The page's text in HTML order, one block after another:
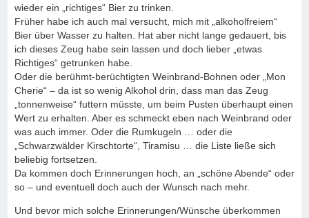
wieder ein „richtiges“ Bier zu trinken.
Früher habe ich auch mal versucht, mich mit „alkoholfreiem“
Bier über Wasser zu halten. Hat aber nicht lange gedauert, bis
ich dieses Zeug habe sein lassen und doch lieber „etwas
Richtiges“ getrunken habe.
Oder die berühmt-berüchtigten Weinbrand-Bohnen oder „Mon
Cherie“ – da ist so wenig Alkohol drin, dass man das Zeug
„tonnenweise“ futtern müsste, um beim Pusten überhaupt einen
Wert zu erhalten. Aber es schmeckt eben nach Weinbrand oder
was auch immer. Oder die Rumkugeln … oder die
„Schwarzwälder Kirschtorte“, Tiramisu … die Liste ließe sich
beliebig fortsetzen.
Da kommen doch Erinnerungen hoch, an „schöne Abende“ oder
so – und eventuell doch auch der Wunsch nach mehr.
Und bevor mich solche Erinnerungen/Wünsche überkommen